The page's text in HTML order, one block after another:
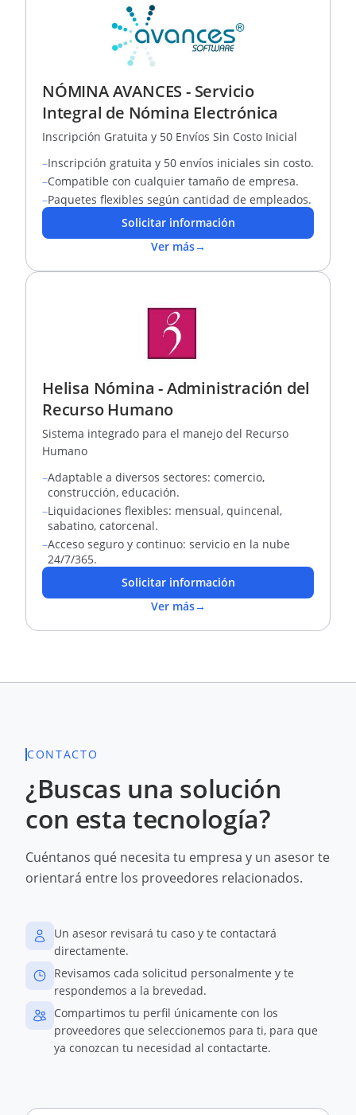
NÓMINA AVANCES - Servicio
Integral de Nómina Electrónica
Inscripción Gratuita y 50 Envíos Sin Costo Inicial
–Inscripción gratuita y 50 envíos iniciales sin costo.
–Compatible con cualquier tamaño de empresa.
–Paquetes flexibles según cantidad de empleados.
Solicitar información
Ver más→
Helisa Nómina - Administración del
Recurso Humano
Sistema integrado para el manejo del Recurso
Humano
–Adaptable a diversos sectores: comercio,
construcción, educación.
–Liquidaciones flexibles: mensual, quincenal,
sabatino, catorcenal.
–Acceso seguro y continuo: servicio en la nube
24/7/365.
Solicitar información
Ver más→
CONTACTO
¿Buscas una solución
con esta tecnología?
Cuéntanos qué necesita tu empresa y un asesor te
orientará entre los proveedores relacionados.
Un asesor revisará tu caso y te contactará
directamente.
Revisamos cada solicitud personalmente y te
respondemos a la brevedad.
Compartimos tu perfil únicamente con los
proveedores que seleccionemos para ti, para que
ya conozcan tu necesidad al contactarte.